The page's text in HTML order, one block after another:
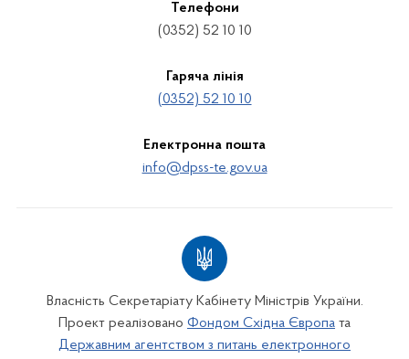
Телефони
(0352) 52 10 10
Гаряча лінія
(0352) 52 10 10
Електронна пошта
info@dpss-te.gov.ua
Власність Секретаріату Кабінету Міністрів України.
Проект реалізовано Фондом Східна Європа та
Державним агентством з питань електронного